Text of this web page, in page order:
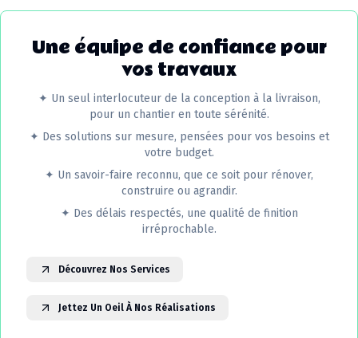
Une équipe de confiance pour
vos travaux
✦ Un seul interlocuteur de la conception à la livraison,
pour un chantier en toute sérénité.
✦ Des solutions sur mesure, pensées pour vos besoins et
votre budget.
✦ Un savoir-faire reconnu, que ce soit pour rénover,
construire ou agrandir.
✦ Des délais respectés, une qualité de finition
irréprochable.
Découvrez Nos Services
Jettez Un Oeil À Nos Réalisations